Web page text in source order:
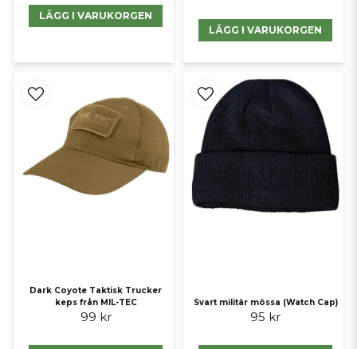
LÄGG I VARUKORGEN
LÄGG I VARUKORGEN
Dark Coyote Taktisk Trucker
keps från MIL-TEC
99 kr
Svart militär mössa (Watch Cap)
95 kr